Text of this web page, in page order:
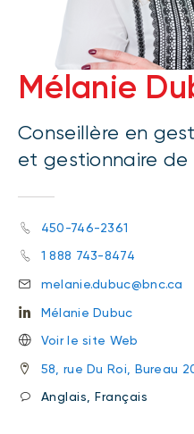
Mélanie
Conseillère en
et gestionnaire
450-746-2361
1 888 743-8474
melanie.dubuc@bnc.ca
Mélanie Dubuc
Voir le site Web
58, rue Du Roi, Bureau
Anglais, Français